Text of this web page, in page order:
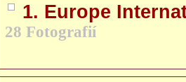
1. Europe
28 Fotografií